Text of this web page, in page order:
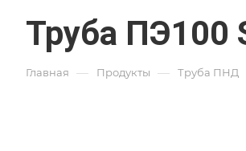
Труба ПЭ100
Главная — Продукты — Труба ПНД